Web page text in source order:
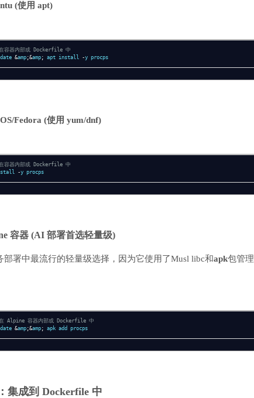
(使用 apt)
容器内部或 Dockerfile 中
&amp ;&amp ; apt install -y procps
Fedora (使用 yum/dnf)
容器内部或 Dockerfile 中
-y procps
容器 (AI 部署首选轻量级)
部署中最流行的轻量级选择，因为它使用了Musl libc和apk包管
Alpine 容器内部或 Dockerfile 中
&amp ;&amp ; apk add procps
集成到 Dockerfile 中